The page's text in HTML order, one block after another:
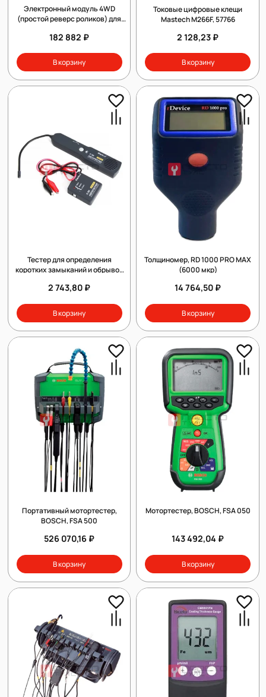
Электронный модуль 4WD
(простой реверс роликов) для
автомобилей
182 882 ₽
В корзину
Токовые цифровые клещи
Mastech M266F, 57766
2 128,23 ₽
В корзину
Тестер для определения
коротких замыканий и обрывов
2 743,80 ₽
В корзину
Толщиномер, RD 1000 PRO MAX
(6000 мкр)
14 764,50 ₽
В корзину
Портативный мотортестер,
BOSCH, FSA 500
526 070,16 ₽
В корзину
Мотортестер, BOSCH, FSA 050
143 492,04 ₽
В корзину